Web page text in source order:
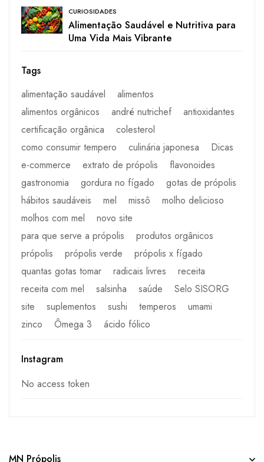
CURIOSIDADES
Alimentação Saudável e Nutritiva para
Uma Vida Mais Vibrante
Tags
alimentação saudável
alimentos
alimentos orgânicos
andré nutrichef
antioxidantes
certificação orgânica
colesterol
como consumir tempero
culinária japonesa
Dicas
e-commerce
extrato de própolis
flavonoides
gastronomia
gordura no fígado
gotas de própolis
hábitos saudáveis
mel missô
molho delicioso
molhos com mel
novo site
para que serve a própolis
produtos orgânicos
própolis
própolis verde
própolis x fígado
quantas gotas tomar
radicais livres
receita
receita com mel
salsinha saúde
Selo SISORG
site
suplementos sushi temperos
umami
zinco
Ômega 3 ácido fólico
Instagram
No access token
MN Própolis